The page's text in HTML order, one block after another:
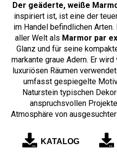
Der geäderte, weiße
inspiriert ist, ist eine der
im Handel befindlichen Arten.
aller Welt als Marmor par
Glanz und für seine
markante graue Adern. Er
luxuriösen Räumen
umfasst gespiegelte
Naturstein typischen
anspruchsvollen
Atmosphäre von ausgesuchter
KATALOG